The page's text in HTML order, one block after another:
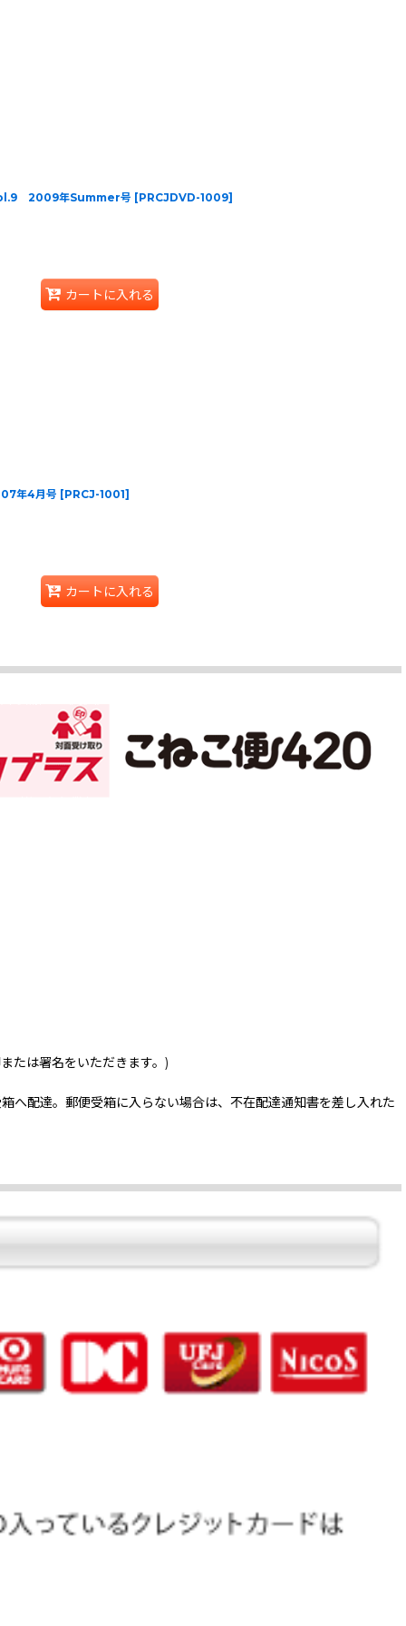
2009年Summer号 [PRCJDVD-1009]
カートに入れる
年4月号 [PRCJ-1001]
カートに入れる
たは署名をいただきます。)
へ配達。郵便受箱に入らない場合は、不在配達通知書を差し入れた